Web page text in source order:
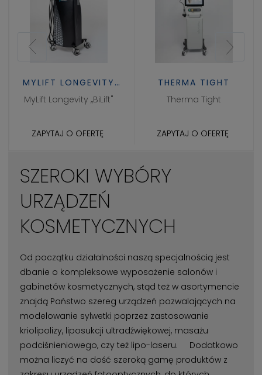
MYLIFT LONGEVITY
,,BILIFT"
MyLift Longevity ,,BiLift"
ZAPYTAJ O OFERTĘ
THERMA TIGHT
Therma Tight
ZAPYTAJ O OFERTĘ
SZEROKI WYBÓRY
URZĄDZEŃ
KOSMETYCZNYCH
Od początku działalności naszą specjalnością jest
dbanie o kompleksowe wyposażenie salonów i
gabinetów kosmetycznych, stąd też w asortymencie
znajdą Państwo szereg urządzeń pozwalających na
modelowanie sylwetki poprzez zastosowanie
kriolipolizy, liposukcji ultradźwiękowej, masażu
podciśnieniowego, czy też lipo-laseru. Dodatkowo
można liczyć na dość szeroką gamę produktów z